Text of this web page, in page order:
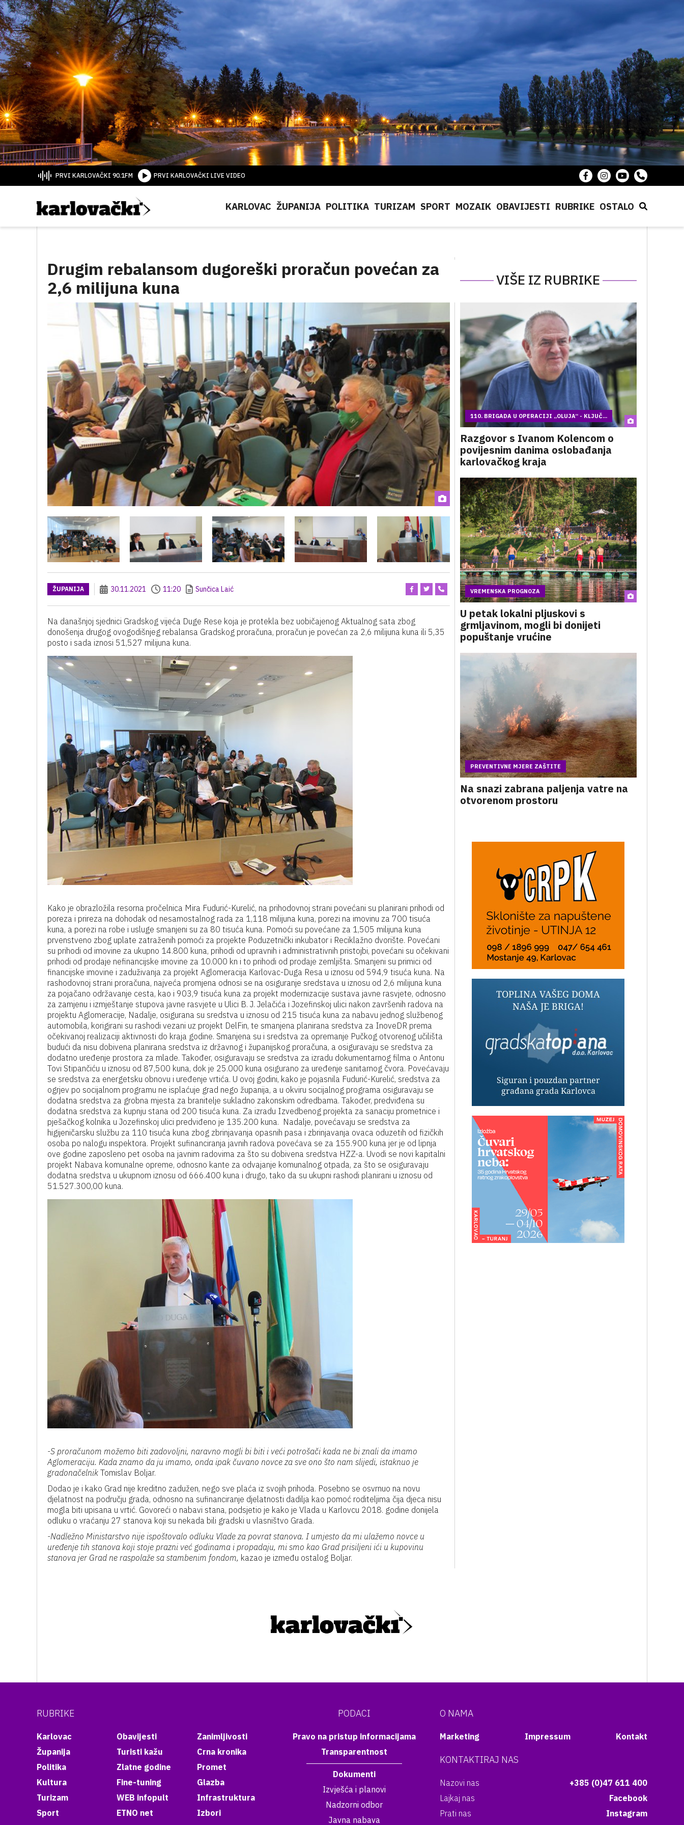
PRVI KARLOVAČKI 90.1FM PRVI KARLOVAČKI LIVE VIDEO
KARLOVAC ŽUPANIJA POLITIKA TURIZAM SPORT MOZAIK OBAVIJESTI RUBRIKE OSTALO
Drugim rebalansom dugoreški proračun povećan za
2,6 milijuna kuna
VIŠE IZ RUBRIKE
ŽUPANIJA 30.11.2021 11:20 Sunčica Laić
Na današnjoj sjednici Gradskog vijeća Duge Rese koja je protekla bez uobičajenog Aktualnog sata zbog
donošenja drugog ovogodišnjeg rebalansa Gradskog proračuna, proračun je povećan za 2,6 milijuna kuna ili 5,35
posto i sada iznosi 51,527 milijuna kuna.
Kako je obrazložila resorna pročelnica Mira Fudurić-Kurelić, na prihodovnoj strani povećani su planirani prihodi od
poreza i prireza na dohodak od nesamostalnog rada za 1,118 milijuna kuna, porezi na imovinu za 700 tisuća
kuna, a porezi na robe i usluge smanjeni su za 80 tisuća kuna. Pomoći su povećane za 1,505 milijuna kuna
prvenstveno zbog uplate zatraženih pomoći za projekte Poduzetnički inkubator i Reciklažno dvorište. Povećani
su prihodi od imovine za ukupno 14.800 kuna, prihodi od upravnih i administrativnih pristojbi, povećani su očekivani
prihodi od prodaje nefinancijske imovine za 10.000 kn i to prihodi od prodaje zemljišta. Smanjeni su primici od
financijske imovine i zaduživanja za projekt Aglomeracija Karlovac-Duga Resa u iznosu od 594,9 tisuća kuna. Na
rashodovnoj strani proračuna, najveća promjena odnosi se na osiguranje sredstava u iznosu od 2,6 milijuna kuna
za pojačano održavanje cesta, kao i 903,9 tisuća kuna za projekt modernizacije sustava javne rasvjete, odnosno
za zamjenu i izmještanje stupova javne rasvjete u Ulici B. J. Jelačića i Jozefinskoj ulici nakon završenih radova na
projektu Aglomeracije, Nadalje, osigurana su sredstva u iznosu od 215 tisuća kuna za nabavu jednog službenog
automobila, korigirani su rashodi vezani uz projekt DelFin, te smanjena planirana sredstva za InoveDR prema
očekivanoj realizaciji aktivnosti do kraja godine. Smanjena su i sredstva za opremanje Pučkog otvorenog učilišta
budući da nisu dobivena planirana sredstva iz državnog i županijskog proračuna, a osiguravaju se sredstva za
dodatno uređenje prostora za mlade. Također, osiguravaju se sredstva za izradu dokumentarnog filma o Antonu
Tovi Stipančiću u iznosu od 87,500 kuna, dok je 25.000 kuna osigurano za uređenje sanitarnog čvora. Povećavaju
se sredstva za energetsku obnovu i uređenje vrtića. U ovoj godini, kako je pojasnila Fudurić-Kurelić, sredstva za
ogrjev po socijalnom programu ne isplaćuje grad nego županija, a u okviru socijalnog programa osiguravaju se
dodatna sredstva za grobna mjesta za branitelje sukladno zakonskim odredbama. Također, predviđena su
dodatna sredstva za kupnju stana od 200 tisuća kuna. Za izradu Izvedbenog projekta za sanaciju prometnice i
pješačkog kolnika u Jozefinskoj ulici predviđeno je 135.200 kuna. Nadalje, povećavaju se sredstva za
higijeničarsku službu za 110 tisuća kuna zbog zbrinjavanja opasnih pasa i zbrinjavanja ovaca oduzetih od fizičkih
osoba po nalogu inspektora. Projekt sufinanciranja javnih radova povećava se za 155.900 kuna jer je od lipnja
ove godine zaposleno pet osoba na javnim radovima za što su dobivena sredstva HZZ-a. Uvodi se novi kapitalni
projekt Nabava komunalne opreme, odnosno kante za odvajanje komunalnog otpada, za što se osiguravaju
dodatna sredstva u ukupnom iznosu od 666.400 kuna i drugo, tako da su ukupni rashodi planirani u iznosu od
51.527.300,00 kuna.
-S proračunom možemo biti zadovoljni, naravno mogli bi biti i veći potrošači kada ne bi znali da imamo
Aglomeraciju. Kada znamo da ju imamo, onda ipak čuvano novce za sve ono što nam slijedi, istaknuo je
gradonačelnik Tomislav Boljar.
Dodao je i kako Grad nije kreditno zadužen, nego sve plaća iz svojih prihoda. Posebno se osvrnuo na novu
djelatnost na području grada, odnosno na sufinanciranje djelatnosti dadilja kao pomoć roditeljima čija djeca nisu
mogla biti upisana u vrtić. Govoreći o nabavi stana, podsjetio je kako je Vlada u Karlovcu 2018. godine donijela
odluku o vraćanju 27 stanova koji su nekada bili gradski u vlasništvo Grada.
-Nadležno Ministarstvo nije ispoštovalo odluku Vlade za povrat stanova. I umjesto da mi ulažemo novce u
uređenje tih stanova koji stoje prazni već godinama i propadaju, mi smo kao Grad prisiljeni ići u kupovinu
stanova jer Grad ne raspolaže sa stambenim fondom, kazao je između ostalog Boljar.
110. BRIGADA U OPERACIJI „OLUJA“ - KLJUČ...
Razgovor s Ivanom Kolencom o
povijesnim danima oslobađanja
karlovačkog kraja
VREMENSKA PROGNOZA
U petak lokalni pljuskovi s
grmljavinom, mogli bi donijeti
popuštanje vrućine
PREVENTIVNE MJERE ZAŠTITE
Na snazi zabrana paljenja vatre na
otvorenom prostoru
RUBRIKE
Karlovac
Županija
Politika
Kultura
Turizam
Sport
Obavijesti
Turisti kažu
Zlatne godine
Fine-tuning
WEB infopult
ETNO net
Zanimljivosti
Crna kronika
Promet
Glazba
Infrastruktura
Izbori
PODACI
Pravo na pristup informacijama
Transparentnost
Dokumenti
Izvješća i planovi
Nadzorni odbor
Javna nabava
O NAMA
Marketing Impressum Kontakt
KONTAKTIRAJ NAS
Nazovi nas
+385 (0)47 611 400
Lajkaj nas
Facebook
Prati nas
Instagram